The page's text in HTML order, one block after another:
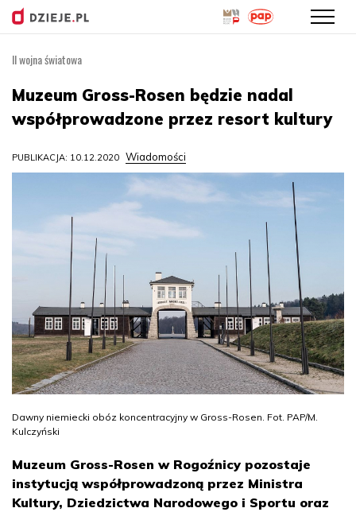
treści
II wojna światowa
Muzeum Gross-Rosen będzie nadal
współprowadzone przez resort kultury
PUBLIKACJA: 10.12.2020 Wiadomości
Dawny niemiecki obóz koncentracyjny w Gross-Rosen. Fot. PAP/M.
Kulczyński
Muzeum Gross-Rosen w Rogoźnicy pozostaje
instytucją współprowadzoną przez Ministra
Kultury, Dziedzictwa Narodowego i Sportu oraz